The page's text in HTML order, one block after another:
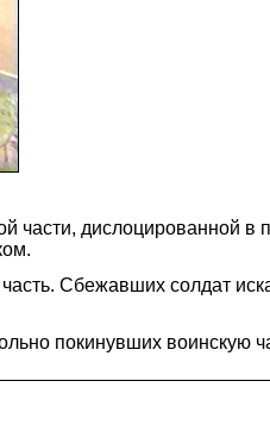
части, дислоцированной в
Сбежавших солдат
покинувших